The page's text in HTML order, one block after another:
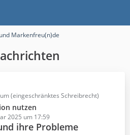
Markenfreu(n)de
(eingeschränktes Schreibrecht)
nutzen
2025 um 17:59
ihre Probleme